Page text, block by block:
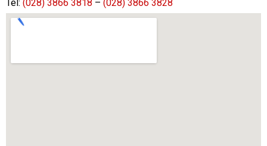
Tel: (028) 3866 3818 – (028) 3866 3828